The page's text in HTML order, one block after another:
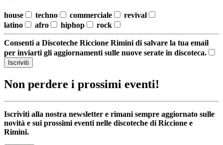
house techno commerciale
revival
latino
afro hiphop rock
Consenti a Discoteche Riccione Rimini di salvare la tua email
per inviarti gli aggiornamenti sulle nuove serate in discoteca.
Iscriviti
Non perdere i prossimi eventi!
Iscriviti alla nostra newsletter e rimani sempre aggiornato sulle
novità e sui prossimi eventi nelle discoteche di Riccione e
Rimini.